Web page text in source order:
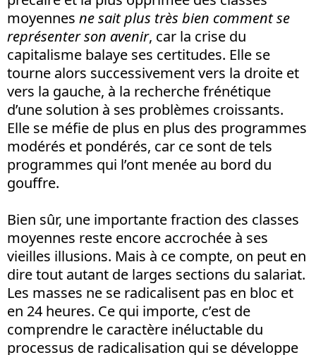
moyennes ne sait plus très bien comment se
représenter son avenir, car la crise du
capitalisme balaye ses certitudes. Elle se
tourne alors successivement vers la droite et
vers la gauche, à la recherche frénétique
d’une solution à ses problèmes croissants.
Elle se méfie de plus en plus des programmes
modérés et pondérés, car ce sont de tels
programmes qui l’ont menée au bord du
gouffre.
Bien sûr, une importante fraction des classes
moyennes reste encore accrochée à ses
vieilles illusions. Mais à ce compte, on peut en
dire tout autant de larges sections du salariat.
Les masses ne se radicalisent pas en bloc et
en 24 heures. Ce qui importe, c’est de
comprendre le caractère inéluctable du
processus de radicalisation qui se développe